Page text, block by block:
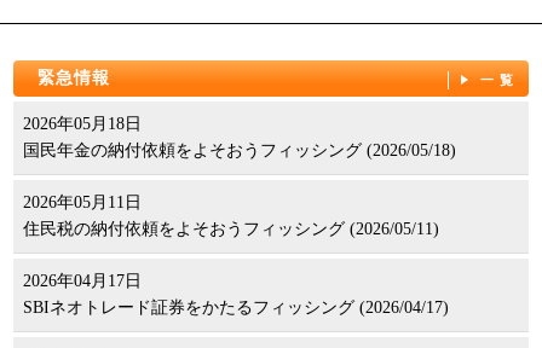
緊急情報 一覧
2026年05月18日
国民年金の納付依頼をよそおうフィッシング (2026/05/18)
2026年05月11日
住民税の納付依頼をよそおうフィッシング (2026/05/11)
2026年04月17日
SBIネオトレード証券をかたるフィッシング (2026/04/17)